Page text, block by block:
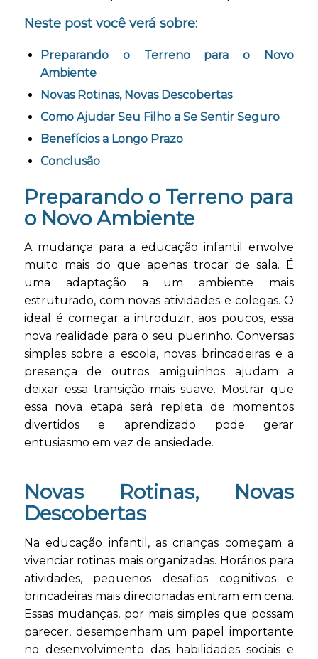
Neste post você verá sobre:
Preparando o Terreno para o Novo
Ambiente
Novas Rotinas, Novas Descobertas
Como Ajudar Seu Filho a Se Sentir Seguro
Benefícios a Longo Prazo
Conclusão
Preparando o Terreno para
o Novo Ambiente
A mudança para a educação infantil envolve
muito mais do que apenas trocar de sala. É
uma adaptação a um ambiente mais
estruturado, com novas atividades e colegas. O
ideal é começar a introduzir, aos poucos, essa
nova realidade para o seu puerinho. Conversas
simples sobre a escola, novas brincadeiras e a
presença de outros amiguinhos ajudam a
deixar essa transição mais suave. Mostrar que
essa nova etapa será repleta de momentos
divertidos e aprendizado pode gerar
entusiasmo em vez de ansiedade.
Novas Rotinas, Novas
Descobertas
Na educação infantil, as crianças começam a
vivenciar rotinas mais organizadas. Horários para
atividades, pequenos desafios cognitivos e
brincadeiras mais direcionadas entram em cena.
Essas mudanças, por mais simples que possam
parecer, desempenham um papel importante
no desenvolvimento das habilidades sociais e